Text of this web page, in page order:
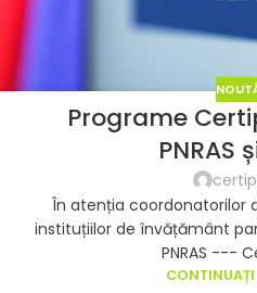
Programe
PNRAS
În atenția coordonatorilor
instituțiilor de învățământ
PNRAS ---